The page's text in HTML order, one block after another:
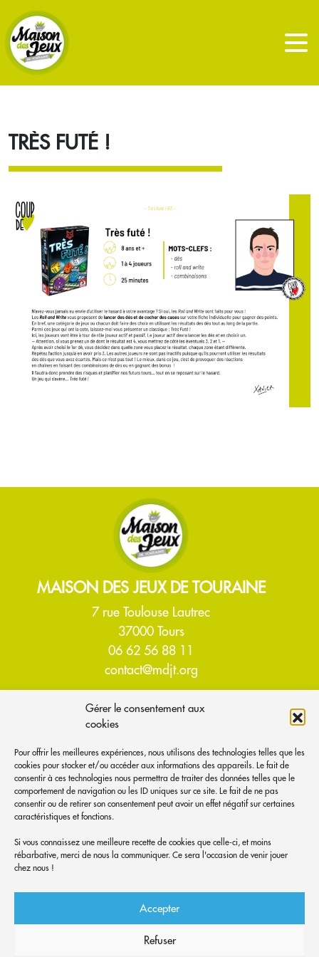
Gérer le consentement aux
cookies
Pour offrir les meilleures expériences, nous utilisons des technologies telles que les
cookies pour stocker et/ou accéder aux informations des appareils. Le fait de
consentir à ces technologies nous permettra de traiter des données telles que le
comportement de navigation ou les ID uniques sur ce site. Le fait de ne pas
consentir ou de retirer son consentement peut avoir un effet négatif sur certaines
caractéristiques et fonctions.
Si vous connaissez une meilleure recette de cookies que celle-ci, et moins
rébarbative, merci de nous la communiquer. Ce sera l'occasion de venir jouer
chez nous !
Accepter
Refuser
TRÈS FUTÉ !
MAISON DES JEUX DE TOURAINE
7 rue Toulouse Lautrec
37000 Tours
06 62 56 88 11
contact@mdjt.org
À PROPOS
qui-sommes nous ?
venir nous voir
les jeux disponibles
adhérer
NOUS CONTACTER
ABONNEZ-VOUS AUX NOUVELLES LUDIQUES